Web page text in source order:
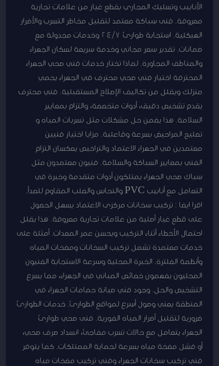
الأنابيب وتسليك المجاري بقطع غيار من علامات تجارية
معروفة. فنى سباكة معتمد لتقليل مخاطر التسرب والأضرار
الهيكلية. استجابة طوارئ 24/7 وخدمات مجدولة مع
ضمانات. تقدير سعر مجاني وخدمة سريعة لسكان الجهراء
والمناطق المجاورة. لماذا تختار خدمات فني صحي الجهراء
المحترفة اختيار فني صحي محترف في الجهراء يحمي
منزلك ويقلل من تكاليف الإصلاح المستقبلية. فني محترف
يقدم تشخيص دقيق، أدوات متخصصة، والتزام بمعايير
السلامة. هذا يضمن حل مشكلات مثل تسربات المياه و
تصليح المراحيض بسرعة وفاعلية. مزايا اختيار فنيين
معتمدين في الجهراء الاعتماد والتراخيص يعكسان التزام
الفني بمعايير السباكة والسلامة. فنيون معتمدون مثل
سباك صحي الجهراء يمتلكون أدوات متقدمة وخبرة في
التعامل مع أنابيب PVC والنحاس والصلب المقاوم للصدأ.
اقرا ايضا : تركيب سخانات مركزى الاعتماد يسهل الحصول
على قطع غيار أصلية من علامات تجارية معروفة. هذا يقلل
احتمال الأخطاء أثناء التركيب ويحسن عمر المعدات. أمثلة على
خدمات معتمدة تشمل تركيب السخانات ومضخات المياه
وأنظمة الفلترة. الخبرة المحلية وسرعة الاستجابة الفنيون
المحليون يفهمون خصائص المباني في الجهراء، مما يسرع
التشخيص والحل. وجود فني صيانة حمامات الجهراء في
المنطقة يعني وصول أسرع لمواقع الطوارئ. خدمات الطوارئ
ضرورية لتقليل أضرار المياه الفورية. فنى صحي طوارئ
الجهراء يتعامل مع حالات تسرب مفاجئ، انسداد صرف صحي،
أو فشل مضخة مياه بسرعة لحماية الممتلكات. كما يتوفر
فني تركيب سخانات الجهراء وفني تركيب مضخات مياه